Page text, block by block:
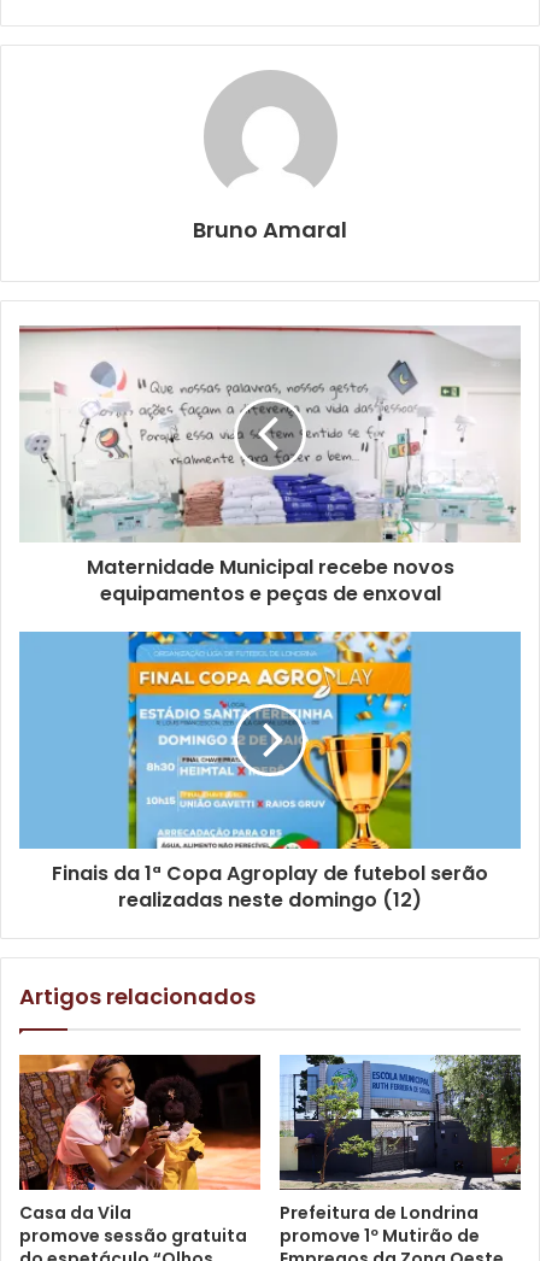
que agora o enfoque será na separação e envio dos
donativos. “Em razão da necessidade de darmos o
encaminhamento a tudo que foi arrecadado até o
momento, e pelo fato dos nossos espaços estarem
lotados, suspendemos qualquer recebimento até a
semana que vem, quando provavelmente já teremos
enviado as doações”, frisou.
As equipes da Defesa Civil seguem trabalhando em
organizar tudo o que foi recebido. Posteriormente, irá
enviar outras cargas de mercadorias em direção ao Rio
Grande do Sul. Para isso, o órgão precisa de mão de obra
voluntária nos próximos dias. Quem se interessar em
ajudar pode entrar em contato com a página oficial da
Secretaria Municipal de Defesa Social no Instagram,
@defesasocialondrina
e informar sobre a disponibilidade.
arrecadacao Campanha social
Defesa Civil
Defesa Civil Londrina
donativos enchentes
Rio Grande do Sul
SOS RS suspensão
voluntários
Voluntários de Londrina
Bruno Amaral
Maternidade Municipal recebe novos
equipamentos e peças de enxoval
Finais da 1ª Copa Agroplay de futebol serão
realizadas neste domingo (12)
Artigos relacionados
Casa da Vila
promove sessão gratuita
Prefeitura de Londrina
promove 1º Mutirão de